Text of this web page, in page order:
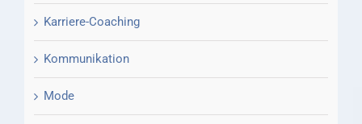
Karriere-Coaching
Kommunikation
Mode